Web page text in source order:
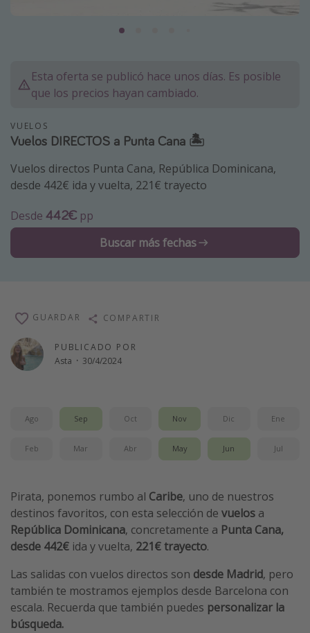
Tailandia
Albania
Inspiración para viajes
Glamping
Viajar sola como mujer
Vacaciones de Playa
Viajes para singles
Escapadas románticas
Más temas
Cruceros por el Mediterráneo
Guía de equipaje de mano
Parques de atracciones
Viaja con musicales
El Rey León el musical
Harry Potter en Londres y otros destinos
Eventos deportivos
Esta oferta se publicó hace unos días. Es posible
que los precios hayan cambiado.
VUELOS
Vuelos DIRECTOS a Punta Cana 🏝️
Vuelos directos Punta Cana, República Dominicana,
desde 442€ ida y vuelta, 221€ trayecto
Desde 442€ pp
Buscar más fechas
PUBLICADO POR
Asta · 30/4/2024
GUARDAR COMPARTIR
Ago Sep Oct Nov Dic Ene
Feb Mar Abr May Jun Jul
Pirata, ponemos rumbo al Caribe, uno de nuestros
destinos favoritos, con esta selección de vuelos a
República Dominicana, concretamente a Punta Cana,
desde 442€ ida y vuelta, 221€ trayecto.
Las salidas con vuelos directos son desde Madrid, pero
también te mostramos ejemplos desde Barcelona con
escala. Recuerda que también puedes personalizar la
búsqueda.